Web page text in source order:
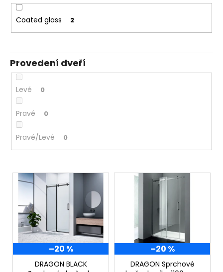
Coated glass 2
Provedení dveří
Levé 0
Pravé 0
Pravé/Levé 0
V
p
r –20 %
DRAGON BLACK
–20 %
DRAGON Sprchové